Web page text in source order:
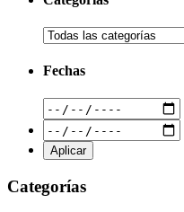
Fechas
Categorías